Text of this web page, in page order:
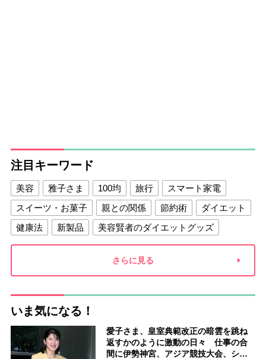
注目キーワード
美容 雅子さま 100均 旅行
スマート家電
スイーツ・お菓子
親との関係 節約術
ダイエット
健康法
新製品
美容賢者のダイエットグッズ
夫との関係
新津春子 どか食い
さらに見る
いま気になる！
愛子さま、皇室典範改正の暗雲を跳ね
返すかのように激動の日々 仕事の合
間に伊勢神宮、アジア競技大会、シン